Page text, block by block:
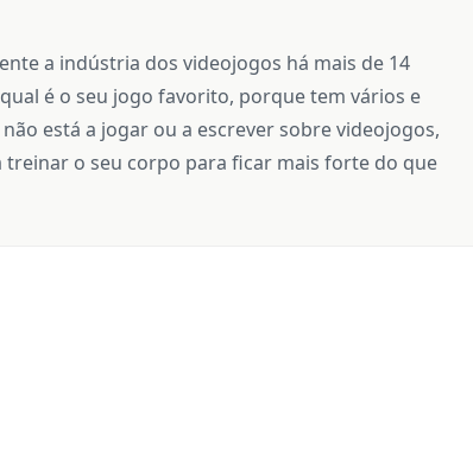
a indústria dos videojogos há mais de 14
é o seu jogo favorito, porque tem vários e
está a jogar ou a escrever sobre videojogos,
treinar o seu corpo para ficar mais forte do que